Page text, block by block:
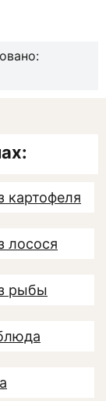
картофеля
лосося
рыбы